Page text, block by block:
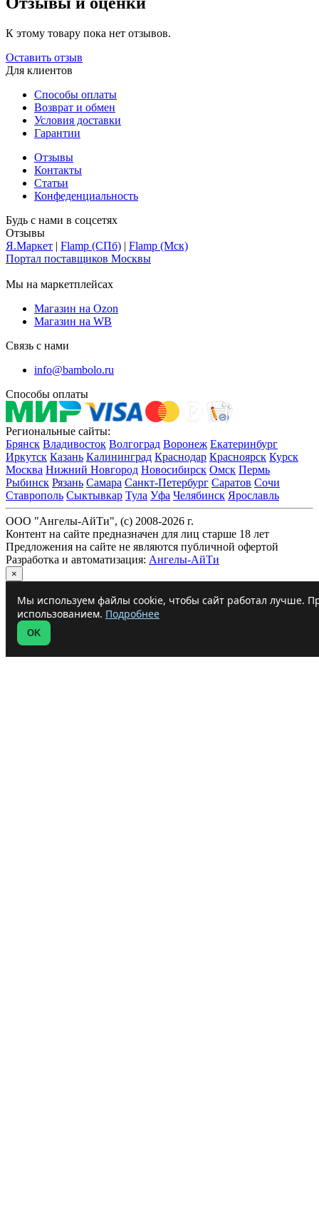
К этому товару пока нет отзывов.
Оставить отзыв
Для клиентов
Способы оплаты
Возврат и обмен
Условия доставки
Гарантии
Отзывы
Контакты
Статьи
Конфеденциальность
Будь с нами в соцсетях
Отзывы
Я.Маркет | Flamp (СПб) | Flamp (Мск)
Портал поставщиков Москвы
Мы на маркетплейсах
Магазин на Ozon
Магазин на WB
Связь с нами
info@bambolo.ru
Способы оплаты
Региональные сайты:
Брянск Владивосток Волгоград Воронеж Екатеринбург
Иркутск Казань Калининград Краснодар Красноярск Курск
Москва Нижний Новгород Новосибирск Омск Пермь
Рыбинск Рязань Самара Санкт-Петербург Саратов Сочи
Ставрополь Сыктывкар Тула Уфа Челябинск Ярославль
ООО "Ангелы-АйТи", (c) 2008-2026 г.
Контент на сайте предназначен для лиц старше 18 лет
Предложения на сайте не являются публичной офертой
Разработка и автоматизация: Ангелы-АйТи
×
Мы используем файлы cookie, чтобы сайт работал лучше.
использованием. Подробнее
OK